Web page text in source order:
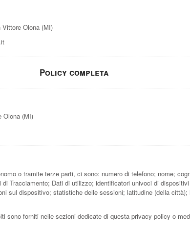
Vittore Olona (MI)
Policy completa
Olona (MI)
o tramite terze parti, ci sono: numero di telefono; nome;
Tracciamento; Dati di utilizzo; identificatori univoci di
sul dispositivo; statistiche delle sessioni; latitudine (della
sono forniti nelle sezioni dedicate di questa privacy policy o